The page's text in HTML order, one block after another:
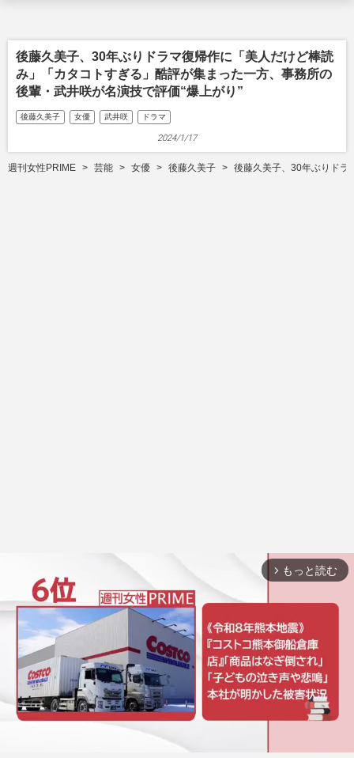
後藤久美子、30年ぶりドラマ復帰作に「美人だけど棒読
み」「カタコトすぎる」酷評が集まった一方、事務所の
後輩・武井咲が名演技で評価“爆上がり”
後藤久美子 女優 武井咲 ドラマ
2024/1/17
週刊女性PRIME 芸能 女優 後藤久美子 後藤久美子、30年ぶりドラ
arrow_forward_ios もっと読む